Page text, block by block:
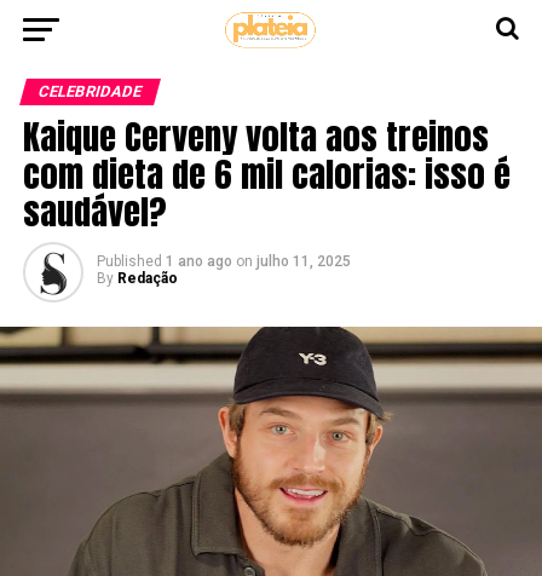
CELEBRIDADE
Kaique Cerveny volta aos treinos
com dieta de 6 mil calorias: isso é
saudável?
Published 1 ano ago on julho 11, 2025
By Redação